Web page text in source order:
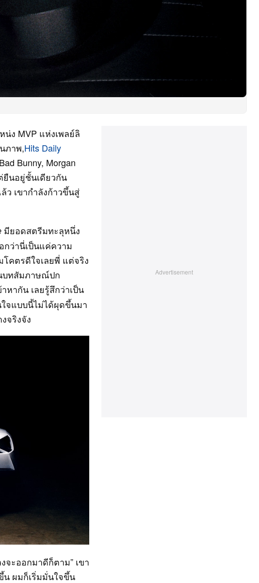
น่ง MVP แห่งเพลย์ลิ
ภาพ,Hits Daily
Bunny, Morgan
ยืนอยู่ชั้นเดียวกัน
ว เขากำลังก้าวขึ้นสู่
มียอดสตรีมทะลุหนึ่ง
กว่านี่เป็นแค่ความ
คตรดีใจเลยพี่ แต่จริง
นบทสัมภาษณ์ปก
หากัน เลยรู้สึกว่าเป็น
จแบบนี้ไม่ได้ผุดขึ้นมา
จริงจัง
จะออกมาดีก็ตาม” เขา
น ผมก็เริ่มมั่นใจขึ้น